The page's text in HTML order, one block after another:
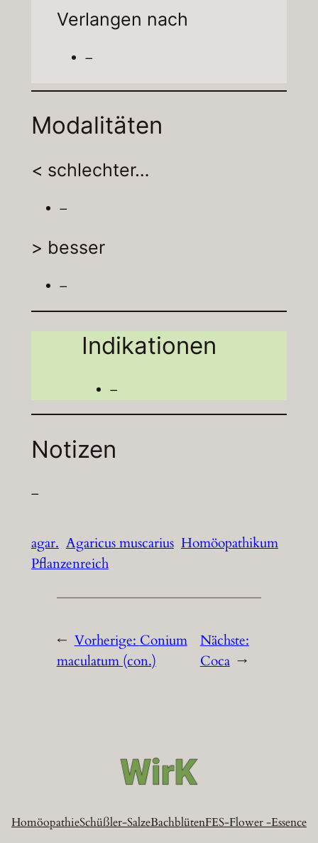
Verlangen nach
–
Modalitäten
< schlechter…
–
> besser
–
Indikationen
–
Notizen
–
agar. Agaricus muscarius Homöopathikum
Pflanzenreich
← Vorherige: Conium
maculatum (con.)
Nächste:
Coca →
HomöopathieSchüßler-SalzeBachblütenFES-Flower -Essence